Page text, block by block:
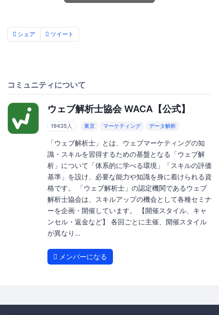
シェア ツイート
コミュニティについて
ウェブ解析士協会 WACA【公式】
19435人 東京 マーケティング データ解析
「ウェブ解析士」とは、ウェブマーケティングの知
識・スキルを習得するための基盤となる「ウェブ解
析」について「体系的に学べる環境」「スキルの評価
基準」を設け、必要な能力や知識を身に着けられる資
格です。 「ウェブ解析士」の認定機関であるウェブ
解析士協会は、スキルアップの機会として各種セミナ
ーを企画・開催しています。 【開催スタイル、キャ
ンセル・返金など】 各回ごとに主催、開催スタイル
が異なり...
メンバーになる